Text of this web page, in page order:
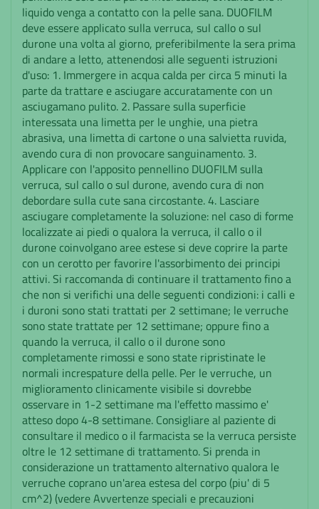
liquido venga a contatto con la pelle sana. DUOFILM
deve essere applicato sulla verruca, sul callo o sul
durone una volta al giorno, preferibilmente la sera prima
di andare a letto, attenendosi alle seguenti istruzioni
d'uso: 1. Immergere in acqua calda per circa 5 minuti la
parte da trattare e asciugare accuratamente con un
asciugamano pulito. 2. Passare sulla superficie
interessata una limetta per le unghie, una pietra
abrasiva, una limetta di cartone o una salvietta ruvida,
avendo cura di non provocare sanguinamento. 3.
Applicare con l'apposito pennellino DUOFILM sulla
verruca, sul callo o sul durone, avendo cura di non
debordare sulla cute sana circostante. 4. Lasciare
asciugare completamente la soluzione: nel caso di forme
localizzate ai piedi o qualora la verruca, il callo o il
durone coinvolgano aree estese si deve coprire la parte
con un cerotto per favorire l'assorbimento dei principi
attivi. Si raccomanda di continuare il trattamento fino a
che non si verifichi una delle seguenti condizioni: i calli e
i duroni sono stati trattati per 2 settimane; le verruche
sono state trattate per 12 settimane; oppure fino a
quando la verruca, il callo o il durone sono
completamente rimossi e sono state ripristinate le
normali increspature della pelle. Per le verruche, un
miglioramento clinicamente visibile si dovrebbe
osservare in 1-2 settimane ma l'effetto massimo e'
atteso dopo 4-8 settimane. Consigliare al paziente di
consultare il medico o il farmacista se la verruca persiste
oltre le 12 settimane di trattamento. Si prenda in
considerazione un trattamento alternativo qualora le
verruche coprano un'area estesa del corpo (piu' di 5
cm^2) (vedere Avvertenze speciali e precauzioni